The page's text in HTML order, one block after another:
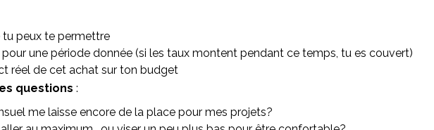
tu peux te permettre
pour une période donnée (si les taux montent pendant ce temps, tu es couvert)
réel de cet achat sur ton budget
questions :
me laisse encore de la place pour mes projets?